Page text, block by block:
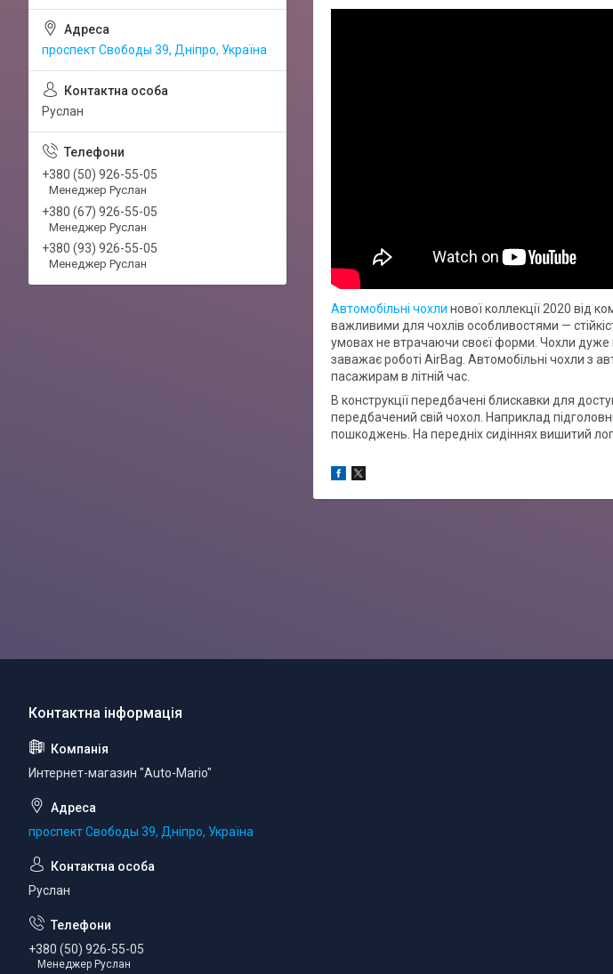
Автомобільні чохли нової коллекції 2020 від
важливими для чохлів особливостями —
умовах не втрачаючи своєї форми. Чохли дуже
заважає роботі AirBag. Автомобільні чохли з
пасажирам в літній час.
В конструкції передбачені блискавки для
передбачений свій чохол. Наприклад
пошкоджень. На передніх сидіннях вишитий
проспект Свободы 39, Дніпро, Україна
Руслан
+380 (50) 926-55-05
Менеджер Руслан
+380 (67) 926-55-05
Менеджер Руслан
+380 (93) 926-55-05
Менеджер Руслан
Интернет-магазин "Auto-Mario"
проспект Свободы 39, Дніпро, Україна
Руслан
+380 (50) 926-55-05
Менеджер Руслан